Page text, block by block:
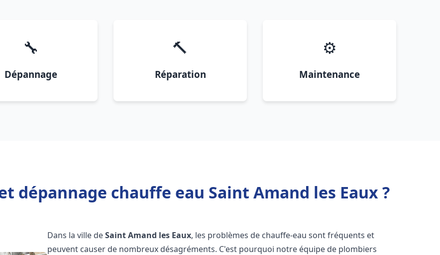
🔧
Dépannage
🔨
Réparation
⚙️
Maintenance
dépannage chauffe eau Saint Amand les Eaux ?
Dans la ville deSaint Amand les Eaux, les problèmes de chauffe-eau sont fréquents et
peuvent causer de nombreux désagréments. C'est pourquoi notre équipe de plombiers